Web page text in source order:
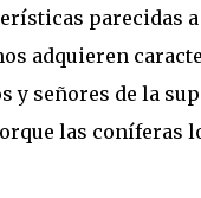
parecidas
adquieren
y señores de la
las coníferas